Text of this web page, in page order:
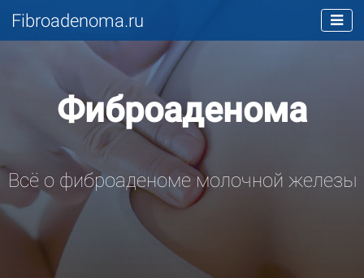
Fibroadenoma.ru
Фиброаденома
Всё о фиброаденоме молочной железы